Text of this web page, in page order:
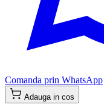
Comanda prin WhatsApp
Adauga in cos